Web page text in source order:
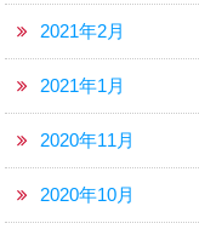
2021年2月
2021年1月
2020年11月
2020年10月